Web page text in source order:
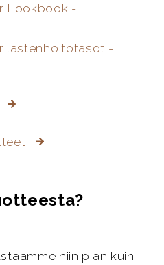
Lookbook -
lastenhoitotasot -
niin pian kuin